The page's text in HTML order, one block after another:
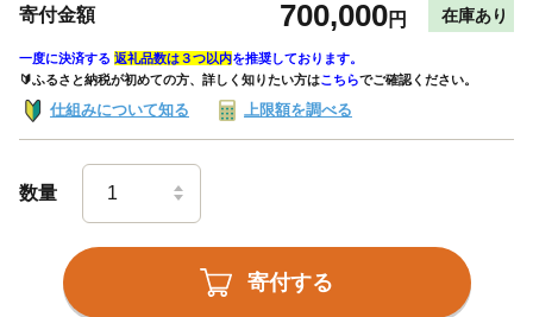
寄付金額 700,000円 在庫あり
一度に決済する 返礼品数は３つ以内を推奨しております。
🔰ふるさと納税が初めての方、詳しく知りたい方はこちらでご確認ください。
仕組みについて知る 上限額を調べる
数量
寄付する